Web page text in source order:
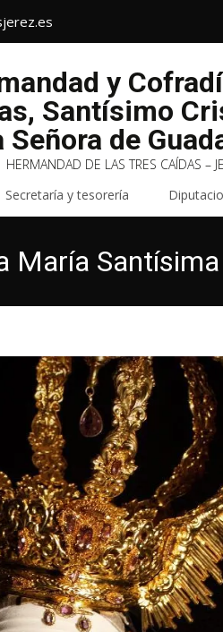
y
Santísimo
de
HERMANDAD DE LAS TRES CAÍDAS –
Secretaría y tesorería
María